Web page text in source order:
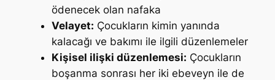
ödenecek olan nafaka
Velayet: Çocukların kimin yanında
kalacağı ve bakımı ile ilgili düzenlemeler
Kişisel ilişki düzenlemesi: Çocukların
boşanma sonrası her iki ebeveyn ile de